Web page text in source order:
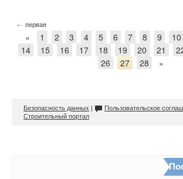
← первая
« 1 2 3 4 5 6 7 8 9 10
14
15 16 17 18 19 20 21
26
27 28 »
Безопасность данных | Пользовательское
Строительный портал